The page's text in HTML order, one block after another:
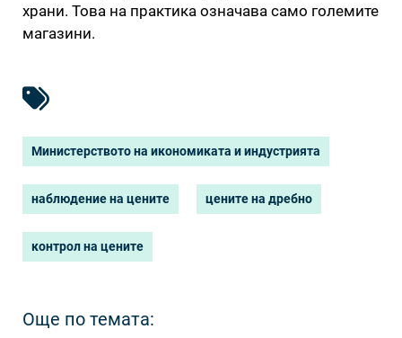
храни. Това на практика означава само големите
магазини.
Министерството на икономиката и индустрията
наблюдение на цените цените на дребно
контрол на цените
Още по темата: